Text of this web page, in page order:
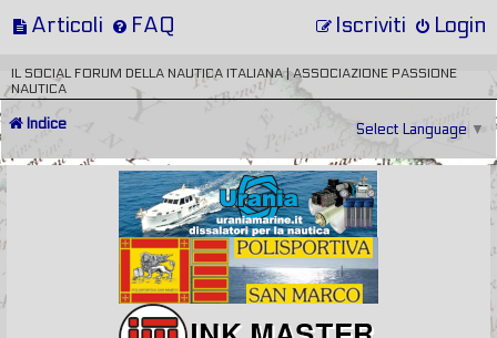
Articoli FAQ Login
Iscriviti
IL SOCIAL FORUM DELLA NAUTICA ITALIANA | ASSOCIAZIONE PASSIONE
NAUTICA
Indice Select Language ▼